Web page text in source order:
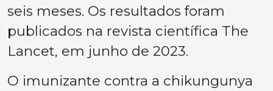
seis meses. Os resultados foram
publicados na revista científica The
Lancet, em junho de 2023.
O imunizante contra a chikungunya